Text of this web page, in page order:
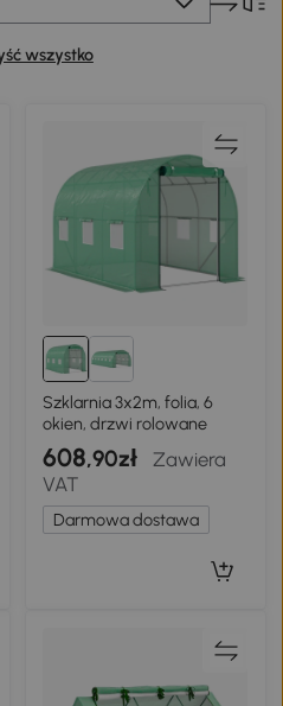
wszystko
Szklarnia 3x2m, folia, 6
okien, drzwi rolowane
608,90zł
Zawiera
VAT
Darmowa dostawa